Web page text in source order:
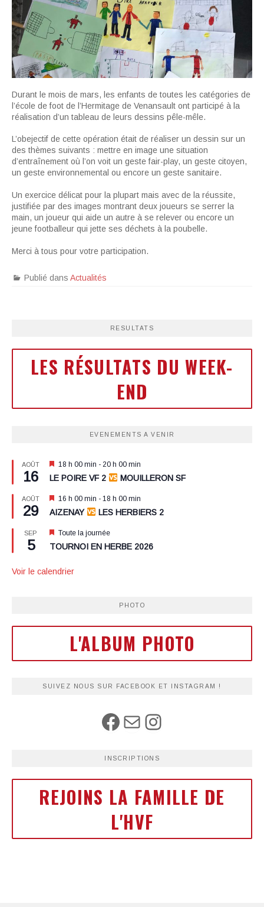
Durant le mois de mars, les enfants de toutes les catégories de
l’école de foot de l’Hermitage de Venansault ont participé à la
réalisation d’un tableau de leurs dessins pêle-mêle.
L’obejectif de cette opération était de réaliser un dessin sur un
des thèmes suivants : mettre en image une situation
d’entraînement où l’on voit un geste fair-play, un geste citoyen,
un geste environnemental ou encore un geste sanitaire.
Un exercice délicat pour la plupart mais avec de la réussite,
justifiée par des images montrant deux joueurs se serrer la
main, un joueur qui aide un autre à se relever ou encore un
jeune footballeur qui jette ses déchets à la poubelle.
Merci à tous pour votre participation.
Publié dans Actualités
RESULTATS
LES RÉSULTATS DU WEEK-
END
EVENEMENTS A VENIR
AOÛT
16
Mis
en
avant
18 h 00 min - 20 h 00 min
LE POIRE VF 2 MOUILLERON SF
AOÛT
29
Mis
en
avant
16 h 00 min - 18 h 00 min
AIZENAY LES HERBIERS 2
SEP
5
Mis
en
avant
Toute la journée
TOURNOI EN HERBE 2026
Voir le calendrier
PHOTO
L'ALBUM PHOTO
SUIVEZ NOUS SUR FACEBOOK ET INSTAGRAM !
INSCRIPTIONS
REJOINS LA FAMILLE DE
L'HVF